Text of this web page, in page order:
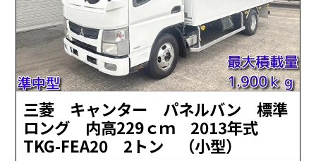
三菱 キャンター パネルバン 標準
ロング 内高229ｃｍ 2013年式
TKG-FEA20 2トン （小型）